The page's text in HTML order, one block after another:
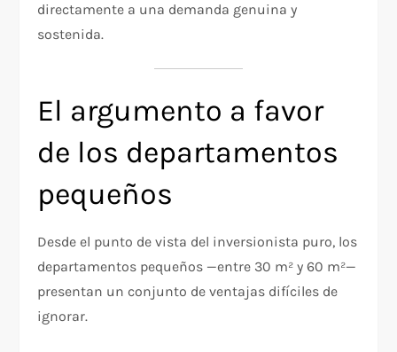
directamente a una demanda genuina y
sostenida.
El argumento a favor
de los departamentos
pequeños
Desde el punto de vista del inversionista puro, los
departamentos pequeños —entre 30 m² y 60 m²—
presentan un conjunto de ventajas difíciles de
ignorar.